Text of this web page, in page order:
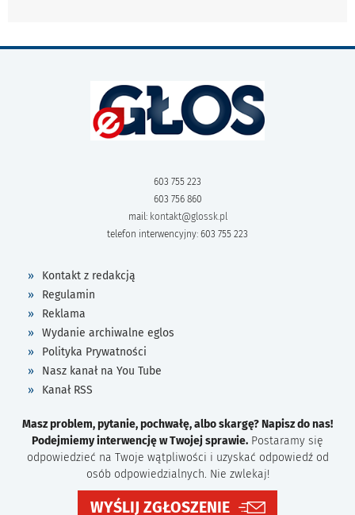
603 755 223
603 756 860
mail: kontakt@glossk.pl
telefon interwencyjny: 603 755 223
Kontakt z redakcją
Regulamin
Reklama
Wydanie archiwalne eglos
Polityka Prywatności
Nasz kanał na You Tube
Kanał RSS
Masz problem, pytanie, pochwałę, albo skargę? Napisz do nas!
Podejmiemy interwencję w Twojej sprawie. Postaramy się
odpowiedzieć na Twoje wątpliwości i uzyskać odpowiedź od
osób odpowiedzialnych. Nie zwlekaj!
WYŚLIJ ZGŁOSZENIE